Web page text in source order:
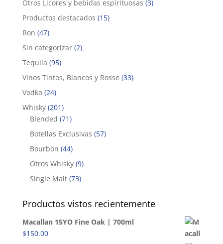
Otros Licores y bebidas espirituosas (3)
Productos destacados (15)
Ron (47)
Sin categorizar (2)
Tequila (95)
Vinos Tintos, Blancos y Rosse (33)
Vodka (24)
Whisky (201)
Blended (71)
Botellas Exclusivas (57)
Bourbon (44)
Otros Whisky (9)
Single Malt (73)
Productos vistos recientemente
Macallan 15YO Fine Oak | 700ml
$150.00